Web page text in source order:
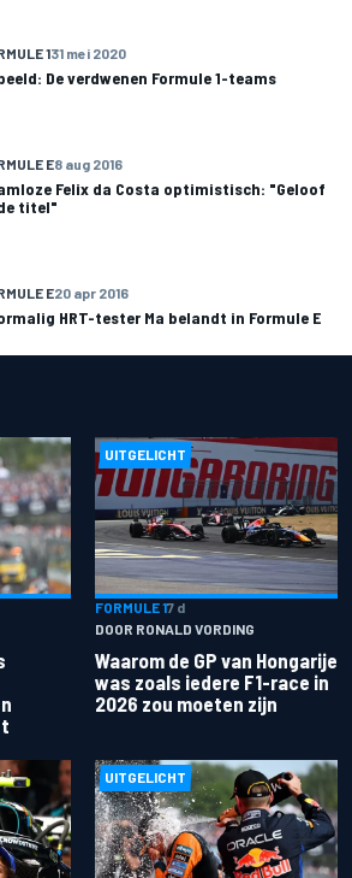
131 mei 2020
De verdwenen Formule 1-teams
E8 aug 2016
Felix da Costa optimistisch: "Geloof
titel"
E20 apr 2016
HRT-tester Ma belandt in Formule E
UITGELICHT
FORMULE 17 d
DOOR RONALD VORDING
Waarom de GP van Hongarije
was zoals iedere F1-race in
2026 zou moeten zijn
UITGELICHT